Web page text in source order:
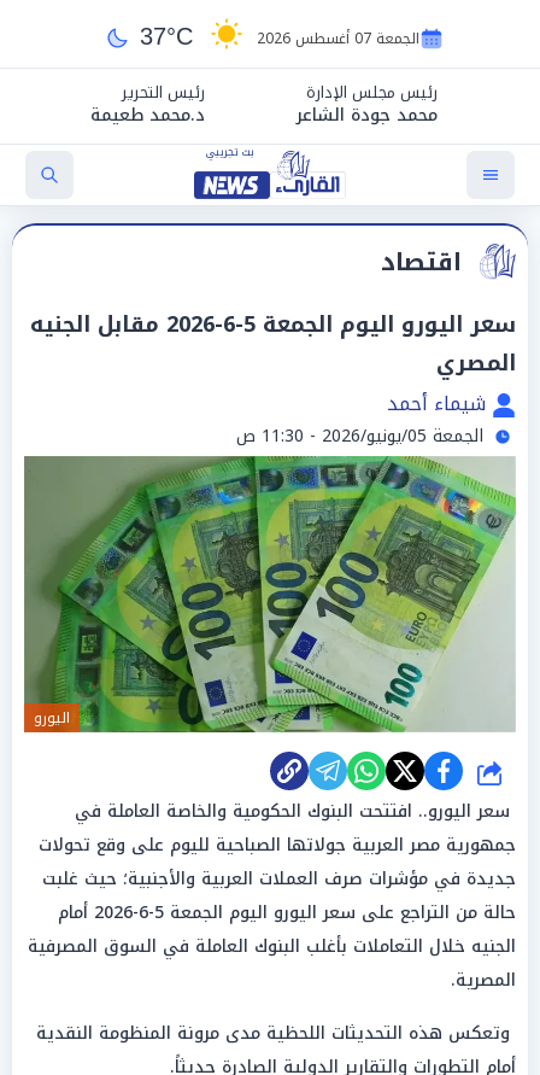
الجمعة 07 أغسطس 2026 37°C
رئيس مجلس الإدارة
محمد جودة الشاعر
رئيس التحرير
د.محمد طعيمة
اقتصاد
سعر اليورو اليوم الجمعة 5-6-2026 مقابل الجنيه
المصري
شيماء أحمد
الجمعة 05/يونيو/2026 - 11:30 ص
اليورو
شارك
سعر اليورو.. افتتحت البنوك الحكومية والخاصة العاملة في
جمهورية مصر العربية جولاتها الصباحية لليوم على وقع تحولات
جديدة في مؤشرات صرف العملات العربية والأجنبية؛ حيث غلبت
حالة من التراجع على سعر اليورو اليوم الجمعة 5-6-2026 أمام
الجنيه خلال التعاملات بأغلب البنوك العاملة في السوق المصرفية
المصرية.
وتعكس هذه التحديثات اللحظية مدى مرونة المنظومة النقدية
أمام التطورات والتقارير الدولية الصادرة حديثاً.